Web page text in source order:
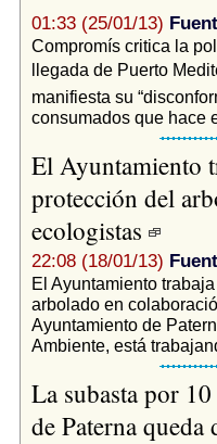
01:33 (25/01/13)
Compromís critica la
llegada de Puerto
manifiesta su
consumados que hace
El Ayuntamiento
protección del
ecologistas
22:08 (18/01/13)
El Ayuntamiento
arbolado en
Ayuntamiento de
Ambiente, está
La subasta por
de Paterna queda